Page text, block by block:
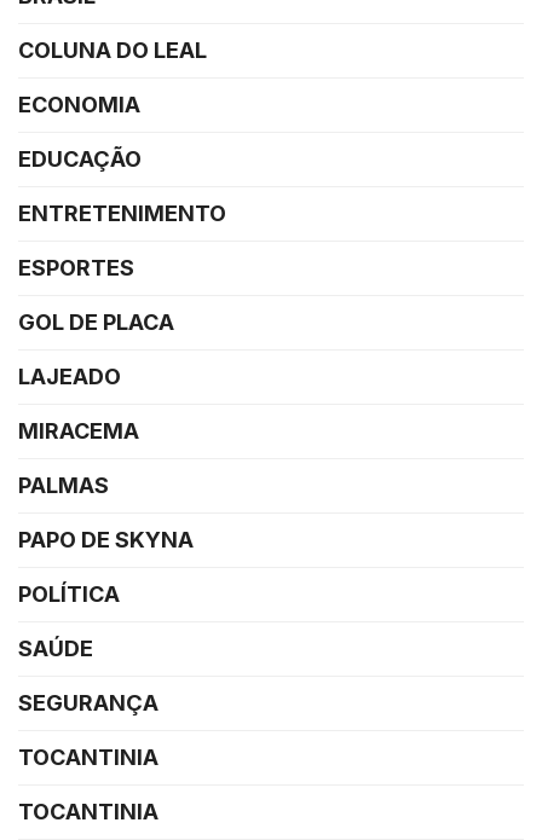
COLUNA DO LEAL
ECONOMIA
EDUCAÇÃO
ENTRETENIMENTO
ESPORTES
GOL DE PLACA
LAJEADO
MIRACEMA
PALMAS
PAPO DE SKYNA
POLÍTICA
SAÚDE
SEGURANÇA
TOCANTINIA
TOCANTINIA